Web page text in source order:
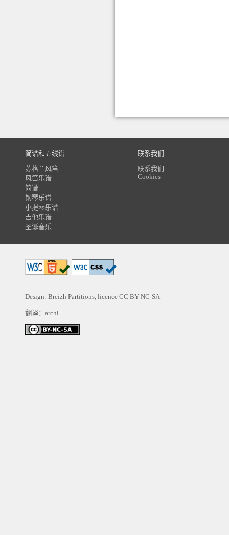
简谱和五线谱
苏格兰风笛
风笛乐谱
简谱
钢琴乐谱
小提琴乐谱
吉他乐谱
圣诞音乐
联系我们
联系我们
Cookies
Design: Breizh Partitions, licence CC BY-NC-SA
翻译：archi